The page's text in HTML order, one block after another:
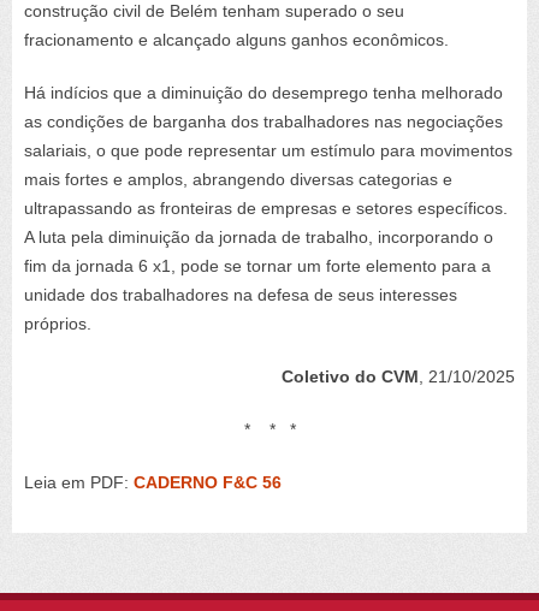
construção civil de Belém tenham superado o seu
fracionamento e alcançado alguns ganhos econômicos.
Há indícios que a diminuição do desemprego tenha melhorado
as condições de barganha dos trabalhadores nas negociações
salariais, o que pode representar um estímulo para movimentos
mais fortes e amplos, abrangendo diversas categorias e
ultrapassando as fronteiras de empresas e setores específicos.
A luta pela diminuição da jornada de trabalho, incorporando o
fim da jornada 6 x1, pode se tornar um forte elemento para a
unidade dos trabalhadores na defesa de seus interesses
próprios.
Coletivo do CVM , 21/10/2025
* * *
Leia em PDF: CADERNO F&C 56